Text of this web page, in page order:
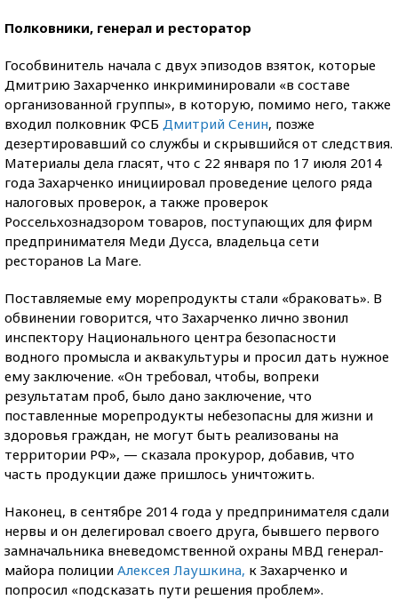
Полковники, генерал и ресторатор
Гособвинитель начала с двух эпизодов взяток, которые
Дмитрию Захарченко инкриминировали «в составе
организованной группы», в которую, помимо него, также
входил полковник ФСБ Дмитрий Сенин, позже
дезертировавший со службы и скрывшийся от следствия.
Материалы дела гласят, что с 22 января по 17 июля 2014
года Захарченко инициировал проведение целого ряда
налоговых проверок, а также проверок
Россельхознадзором товаров, поступающих для фирм
предпринимателя Меди Дусса, владельца сети
ресторанов La Mare.
Поставляемые ему морепродукты стали «браковать». В
обвинении говорится, что Захарченко лично звонил
инспектору Национального центра безопасности
водного промысла и аквакультуры и просил дать нужное
ему заключение. «Он требовал, чтобы, вопреки
результатам проб, было дано заключение, что
поставленные морепродукты небезопасны для жизни и
здоровья граждан, не могут быть реализованы на
территории РФ», — сказала прокурор, добавив, что
часть продукции даже пришлось уничтожить.
Наконец, в сентябре 2014 года у предпринимателя сдали
нервы и он делегировал своего друга, бывшего первого
замначальника вневедомственной охраны МВД генерал-
майора полиции Алексея Лаушкина, к Захарченко и
попросил «подсказать пути решения проблем».